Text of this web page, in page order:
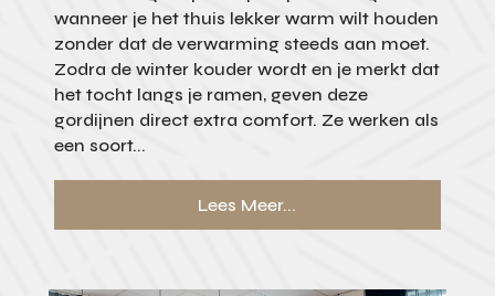
wanneer je het thuis lekker warm wilt houden
zonder dat de verwarming steeds aan moet.
Zodra de winter kouder wordt en je merkt dat
het tocht langs je ramen, geven deze
gordijnen direct extra comfort. Ze werken als
een soort...
Lees Meer...